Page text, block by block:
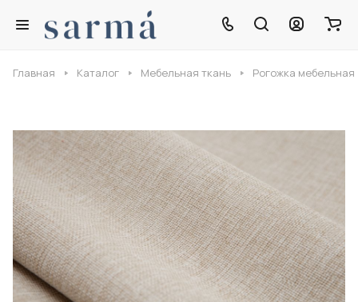
Главная Каталог Мебельная ткань Рогожка мебельная